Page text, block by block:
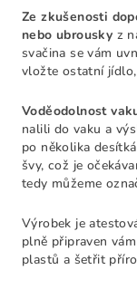
Ze zkušenosti
nebo ubrousky z
svačina se vám
vložte ostatní
Voděodolnost
nalili do vaku a
po několika
švy, což je
tedy můžeme
Výrobek je
plně připraven
plastů a šetřit